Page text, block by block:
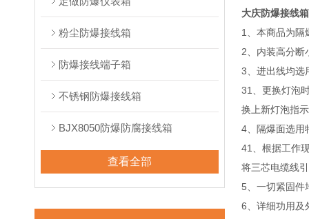
粉尘防爆接线箱
防爆接线端子箱
不锈钢防爆接线箱
BJX8050防爆防腐接线箱
查看全部
大庆防爆接线
1、本商品为隔
2、内装高分断
3、进出线均选
31、更换灯泡
换上新灯泡指
4、隔爆面选用
41、根据工作
将三芯电缆线
5、一切紧固件
6、详细功用及